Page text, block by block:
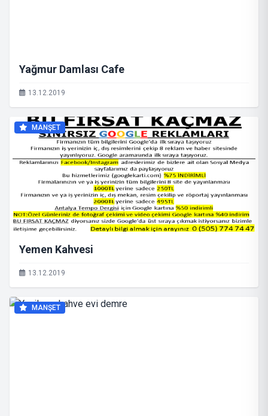
Yağmur Damlası Cafe
13.12.2019
MANŞET
Yemen Kahvesi
13.12.2019
MANŞET